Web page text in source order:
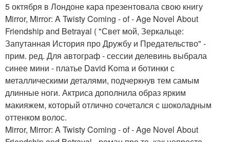
5 октября в Лондоне кара презентовала свою книгу
Mirror, Mirror: A Twisty Coming - of - Age Novel About
Friendship and Betrayal ( "Свет мой, Зеркальце:
Запутанная История про Дружбу и Предательство" -
прим. ред. Для автограф - сессии делевинь выбрала
синее мини - платье David Koma и ботинки с
металлическими деталями, подчеркнув тем самым
длинные ноги. Актриса дополнила образ ярким
макияжем, который отлично сочетался с шоколадным
оттенком волос.
Mirror, Mirror: A Twisty Coming - of - Age Novel About